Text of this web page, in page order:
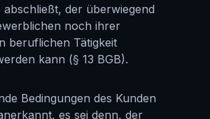
abschließt, der überwiegend
noch ihrer
beruflichen Tätigkeit
kann (§ 13 BGB).
Bedingungen des Kunden
es sei denn, der